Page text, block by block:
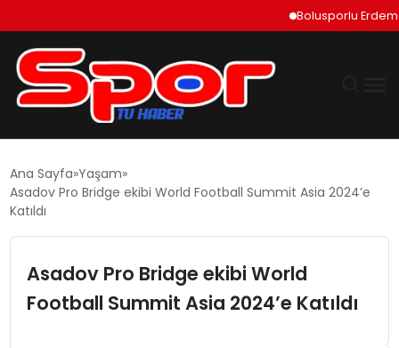
Bolusporlu Erdem Can
DÜNYA
SIYASET
Ana Sayfa Yaşam
Asadov Pro Bridge ekibi World Football Summit Asia 2024’e
Katıldı
Asadov Pro Bridge ekibi World
Football Summit Asia 2024’e Katıldı